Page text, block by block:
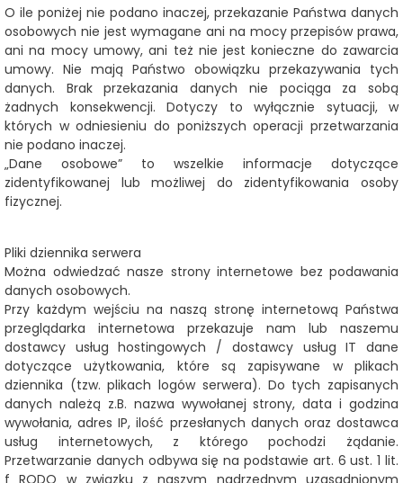
O ile poniżej nie podano inaczej, przekazanie Państwa danych
osobowych nie jest wymagane ani na mocy przepisów prawa,
ani na mocy umowy, ani też nie jest konieczne do zawarcia
umowy. Nie mają Państwo obowiązku przekazywania tych
danych. Brak przekazania danych nie pociąga za sobą
żadnych konsekwencji. Dotyczy to wyłącznie sytuacji, w
których w odniesieniu do poniższych operacji przetwarzania
nie podano inaczej.
„Dane osobowe” to wszelkie informacje dotyczące
zidentyfikowanej lub możliwej do zidentyfikowania osoby
fizycznej.
Pliki dziennika serwera
Można odwiedzać nasze strony internetowe bez podawania
danych osobowych.
Przy każdym wejściu na naszą stronę internetową Państwa
przeglądarka internetowa przekazuje nam lub naszemu
dostawcy usług hostingowych / dostawcy usług IT dane
dotyczące użytkowania, które są zapisywane w plikach
dziennika (tzw. plikach logów serwera). Do tych zapisanych
danych należą z.B. nazwa wywołanej strony, data i godzina
wywołania, adres IP, ilość przesłanych danych oraz dostawca
usług internetowych, z którego pochodzi żądanie.
Przetwarzanie danych odbywa się na podstawie art. 6 ust. 1 lit.
f RODO w związku z naszym nadrzędnym uzasadnionym